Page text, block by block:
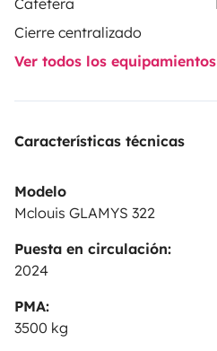
Cierre centralizado
Ver todos los equipamientos
Características técnicas
Modelo
Mclouis GLAMYS 322
Puesta en circulación:
2024
PMA:
3500 kg